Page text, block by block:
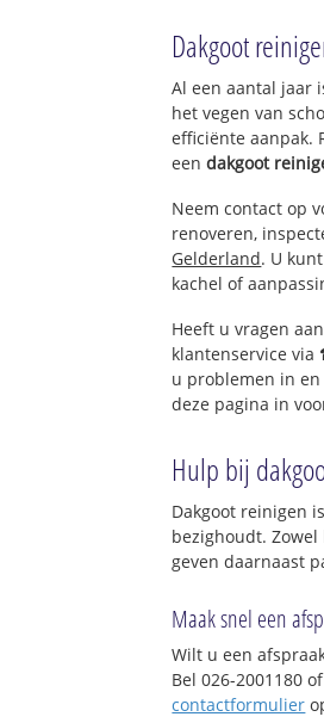
Dakgoot
Al een aantal jaar
het vegen van
efficiënte aanpak.
eendakgoot
Neem contact op
renoveren,
Gelderland. U
kachel of
Heeft u vragen
klantenservice via
u problemen in
deze pagina in
Hulp bij
Dakgoot reinigen
bezighoudt.
geven daarnaast
Maak snel een
Wilt u een
Bel 026-2001180
contactformulier